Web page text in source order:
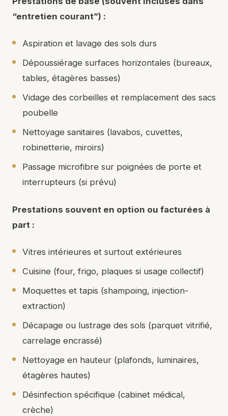
“entretien courant”) :
Aspiration et lavage des sols durs
Dépoussiérage surfaces horizontales (bureaux,
tables, étagères basses)
Vidage des corbeilles et remplacement des sacs
poubelle
Nettoyage sanitaires (lavabos, cuvettes,
robinetterie, miroirs)
Passage microfibre sur poignées de porte et
interrupteurs (si prévu)
Prestations souvent en option ou facturées à
part :
Vitres intérieures et surtout extérieures
Cuisine (four, frigo, plaques si usage collectif)
Moquettes et tapis (shampoing, injection-
extraction)
Décapage ou lustrage des sols (parquet vitrifié,
carrelage encrassé)
Nettoyage en hauteur (plafonds, luminaires,
étagères hautes)
Désinfection spécifique (cabinet médical,
crèche)